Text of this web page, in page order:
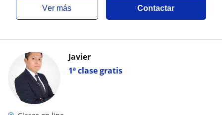
ver más Contactar
1ª clase gratis
Javier